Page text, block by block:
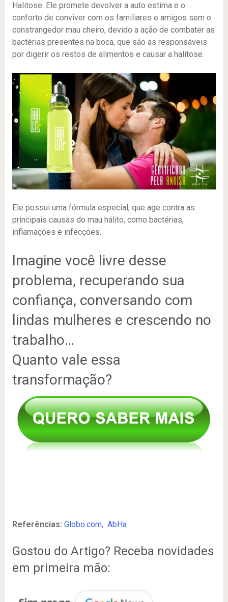
Halitose. Ele promete devolver a auto estima e o
conforto de conviver com os familiares e amigos sem o
constrangedor mau cheiro, devido a ação de combater as
bactérias presentes na boca, que são as responsáveis
por digerir os restos de alimentos e causar a halitose.
Ele possui uma fórmula especial, que age contra as
principais causas do mau hálito, como bactérias,
inflamações e infecções.
Imagine você livre desse
problema, recuperando sua
confiança, conversando com
lindas mulheres e crescendo no
trabalho…
Quanto vale essa
transformação?
Referências: Globo.com, AbHa
Gostou do Artigo? Receba novidades
em primeira mão: